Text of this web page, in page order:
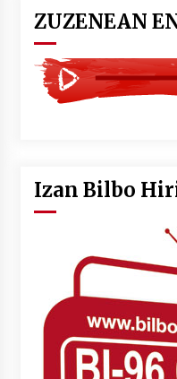
ZUZENEAN
Izan Bilbo